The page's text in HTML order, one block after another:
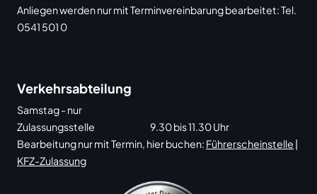
Anliegen werden nur mit Terminvereinbarung bearbeitet: Tel.
0541 501 0
Verkehrsabteilung
Samstag - nur
Zulassungsstelle
9.30 bis 11.30 Uhr
Bearbeitung nur mit Termin, hier buchen: Führerscheinstelle |
KFZ-Zulassung